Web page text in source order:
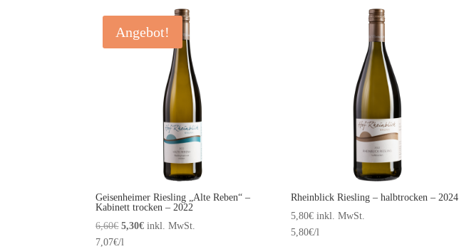
Angebot!
Geisenheimer Riesling „Alte Reben“ –
Kabinett trocken – 2022
6,60€ Ursprünglicher
Preis
5,30€Aktueller
inkl. MwSt.
7,07€/l
Rheinblick Riesling – halbtrocken – 2024
5,80€ inkl. MwSt.
5,80€/l